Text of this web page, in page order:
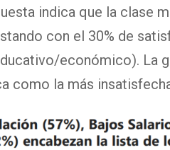
indica que la clase
con el 30% de
económico). La
como la más